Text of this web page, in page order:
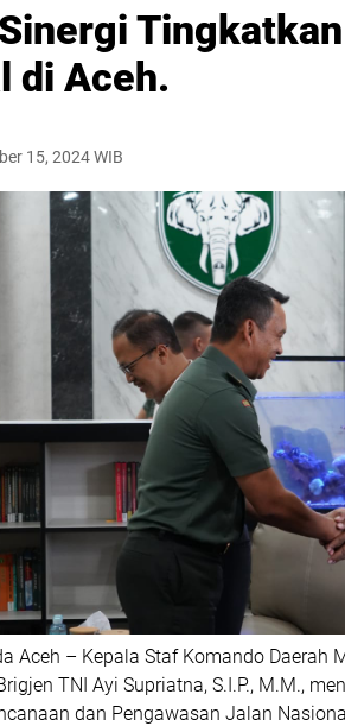
di Aceh.
15, 2024 WIB
Aceh – Kepala Staf Komando Daerah
TNI Ayi Supriatna, S.I.P., M.M.,
dan Pengawasan Jalan